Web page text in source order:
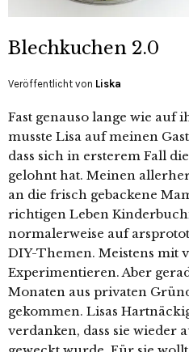
Blechkuchen 2.0
Veröffentlicht von Liska
Fast genauso lange wie auf
musste Lisa auf meinen
dass sich in ersterem Fall
gelohnt hat. Meinen
an die frisch gebackene
richtigen Leben
normalerweise auf
DIY-Themen. Meistens mit
Experimentieren. Aber
Monaten aus privaten
gekommen. Lisas
verdanken, dass sie wieder